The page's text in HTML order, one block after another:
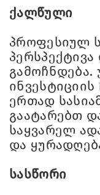
ქალწული
პროფესიულ
ერთად
გაატარებთ
საყვარელ
და
სასწორი